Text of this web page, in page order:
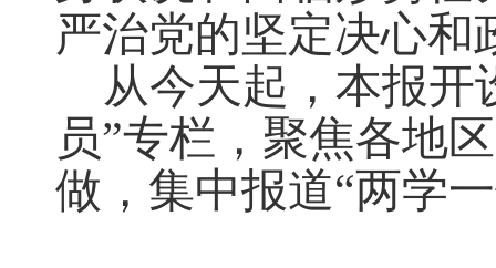
严治党的坚定决心和
从今天起，本报开
员”专栏，聚焦各地
做，集中报道“两学